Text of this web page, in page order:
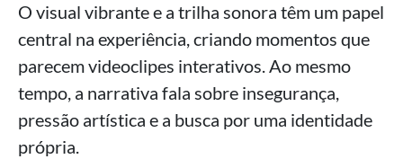
O visual vibrante e a trilha sonora têm um papel
central na experiência, criando momentos que
parecem videoclipes interativos. Ao mesmo
tempo, a narrativa fala sobre insegurança,
pressão artística e a busca por uma identidade
própria.